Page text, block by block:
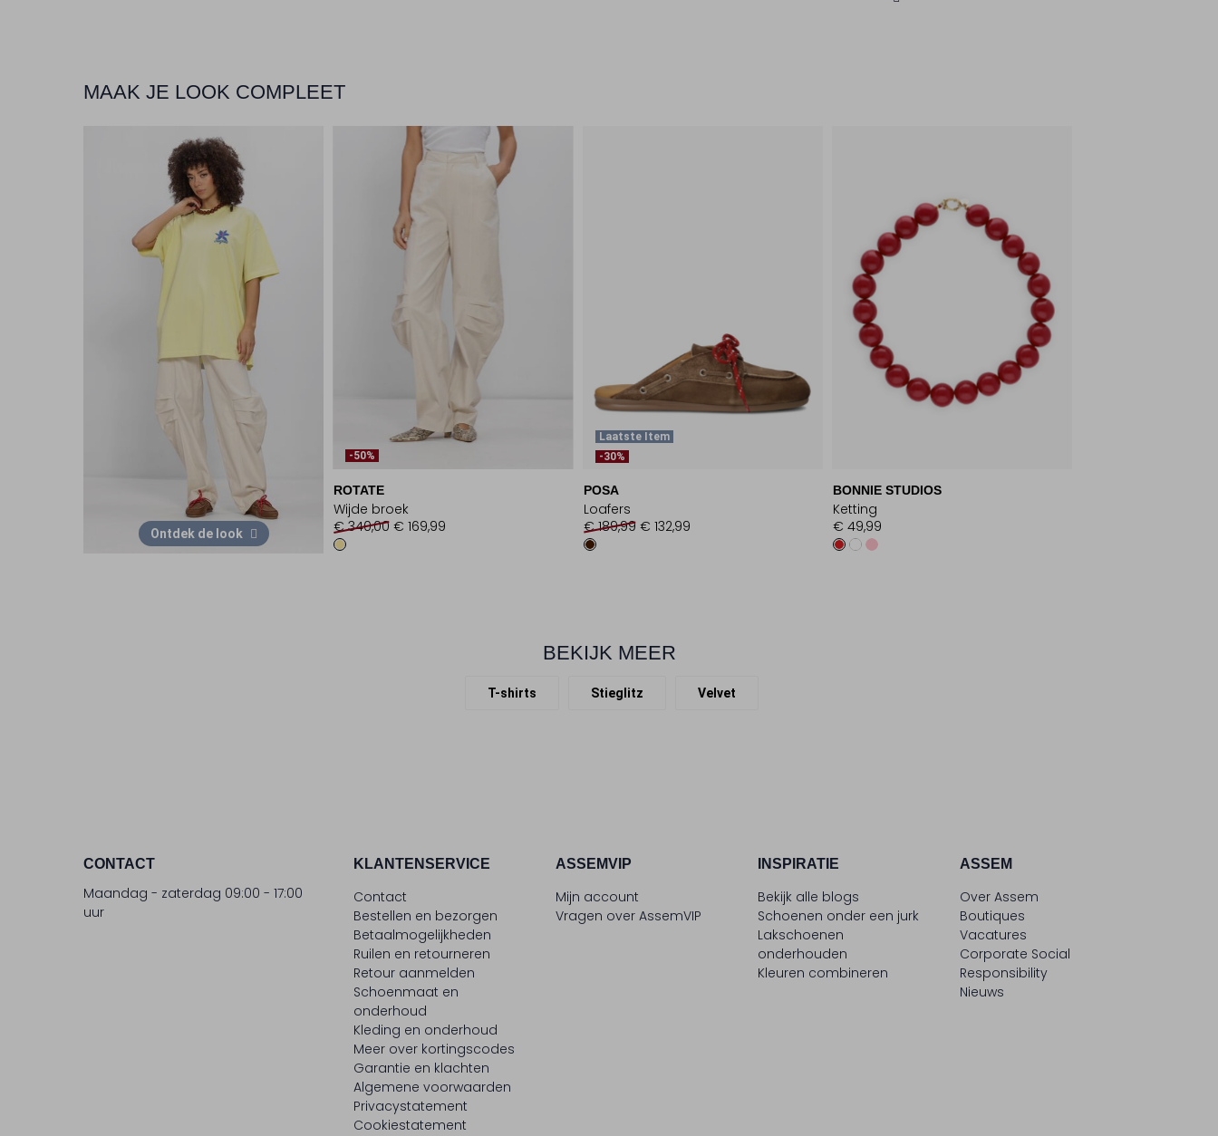
MAAK JE LOOK COMPLEET
Ontdek de look
-50%
ROTATE
Wijde broek
€ 340,00 € 169,99
Laatste Item
-30%
POSA
Loafers
€ 189,99 € 132,99
BONNIE STUDIOS
Ketting
€ 49,99
BEKIJK MEER
T-shirts Stieglitz Velvet
CONTACT
Maandag - zaterdag 09:00 - 17:00
uur
KLANTENSERVICE
Contact
Bestellen en bezorgen
Betaalmogelijkheden
Ruilen en retourneren
Retour aanmelden
Schoenmaat en
onderhoud
Kleding en onderhoud
Meer over kortingscodes
Garantie en klachten
Algemene voorwaarden
Privacystatement
Cookiestatement
ASSEMVIP
Mijn account
Vragen over AssemVIP
INSPIRATIE
Bekijk alle blogs
Schoenen onder een jurk
Lakschoenen
onderhouden
Kleuren combineren
ASSEM
Over Assem
Boutiques
Vacatures
Corporate Social
Responsibility
Nieuws